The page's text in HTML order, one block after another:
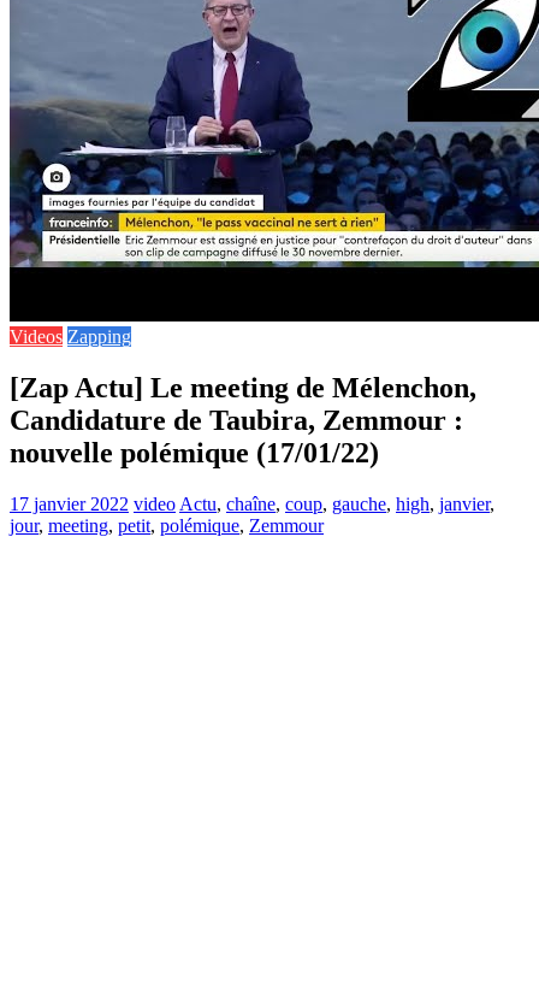
Videos Zapping
[Zap Actu] Le meeting de Mélenchon,
Candidature de Taubira, Zemmour :
nouvelle polémique (17/01/22)
17 janvier 2022 video Actu, chaîne, coup, gauche, high, janvier,
jour, meeting, petit, polémique, Zemmour